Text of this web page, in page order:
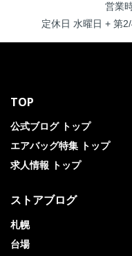
営業
定休日 水曜日 + 第
TOP
公式ブログ トップ
エアバッグ特集 トップ
求人情報 トップ
ストアブログ
札幌
台場